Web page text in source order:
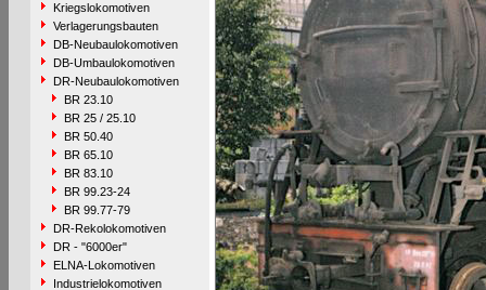
Kriegslokomotiven
Verlagerungsbauten
DB-Neubaulokomotiven
DB-Umbaulokomotiven
DR-Neubaulokomotiven
BR 23.10
BR 25 / 25.10
BR 50.40
BR 65.10
BR 83.10
BR 99.23-24
BR 99.77-79
DR-Rekolokomotiven
DR - "6000er"
ELNA-Lokomotiven
Industrielokomotiven